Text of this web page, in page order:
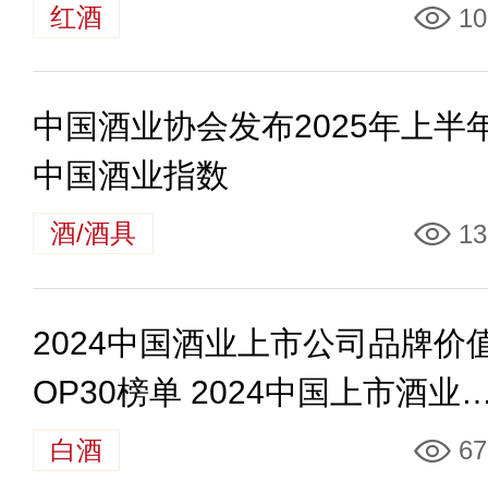
红酒
中国酒业协会发布2025年上半
中国酒业指数
酒/酒具
2024中国酒业上市公司品牌价
OP30榜单 2024中国上市酒业
司排行榜
白酒